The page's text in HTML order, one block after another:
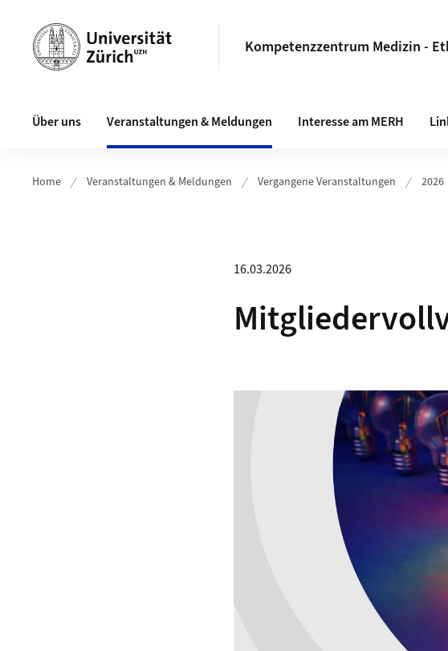
Kompetenzzentrum Medizin -
Über uns Veranstaltungen & Meldungen Interesse am MERH
Home Veranstaltungen & Meldungen Vergangene Veranstaltungen 2026
16.03.2026